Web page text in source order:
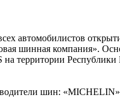
автомобилистов
шинная компания».
территории
шин: